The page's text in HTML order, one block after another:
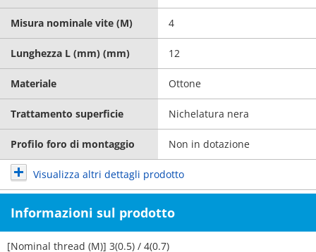
Misura nominale vite (M) 4
Lunghezza L (mm) (mm) 12
Materiale Ottone
Trattamento superficie Nichelatura nera
Profilo foro di montaggio Non in dotazione
Visualizza altri dettagli prodotto
Informazioni sul prodotto
[Nominal thread (M)] 3(0.5) / 4(0.7)